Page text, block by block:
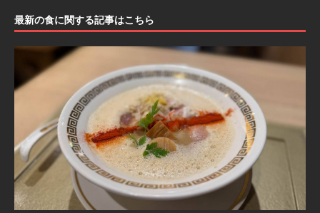
最新の食に関する記事はこちら